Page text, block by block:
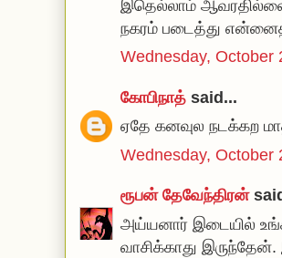
இதெல்லாம்
நகரம் படைத்து
Wednesday, October
கோபிநாத் said...
ஏதே கனவுல நடக்கற
Wednesday, October
ரூபன் தேவேந்திரன்
அய்யனார் இடையில்
வாசிக்காது